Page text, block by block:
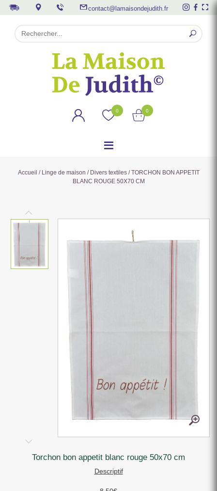
contact@lamaisondejudith.fr
0 0
Accueil / Linge de maison / Divers textiles/ TORCHON BON APPETIT
BLANC ROUGE 50X70 CM
torchon bon appetit blanc rouge 50x70 cm
Descriptif